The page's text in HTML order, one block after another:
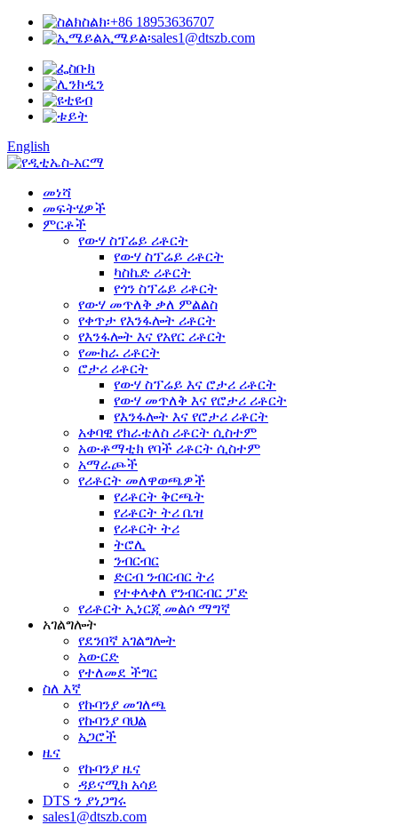
ስልክ፡+86 18953636707
ኢሜይል፡sales1@dtszb.com
English
መነሻ
መፍትሄዎች
ምርቶች
የውሃ ስፕሬይ ሪቶርት
የውሃ ስፕሬይ ሪቶርት
ካስኬድ ሪቶርት
የጎን ስፕሬይ ሪቶርት
የውሃ መጥለቅ ቃለ ምልልስ
የቀጥታ የእንፋሎት ሪቶርት
የእንፋሎት እና የአየር ሪቶርት
የሙከራ ሪቶርት
ሮታሪ ሪቶርት
የውሃ ስፕሬይ እና ሮታሪ ሪቶርት
የውሃ መጥለቅ እና የሮታሪ ሪቶርት
የእንፋሎት እና የሮታሪ ሪቶርት
አቀባዊ የክራቴለስ ሪቶርት ሲስተም
አውቶማቲክ የባች ሪቶርት ሲስተም
አማራጮች
የሪቶርት መለዋወጫዎች
የሪቶርት ቅርጫት
የሪቶርት ትሪ ቤዝ
የሪቶርት ትሪ
ትሮሊ
ንብርብር
ድርብ ንብርብር ትሪ
የተቀላቀለ የንብርብር ፓድ
የሪቶርት ኢነርጂ መልሶ ማግኛ
አገልግሎት
የደንበኛ አገልግሎት
አውርድ
የተለመደ ችግር
ስለ እኛ
የኩባንያ መገለጫ
የኩባንያ ባህል
አጋሮች
ዜና
የኩባንያ ዜና
ዳይናሚክ አሳይ
DTS ን ያነጋግሩ
sales1@dtszb.com